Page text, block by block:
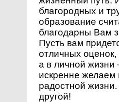
благородных и
образование
благодарны Вам
Пусть вам
отличных оценок,
а в личной жизни
искренне желаем
радостной
другой!